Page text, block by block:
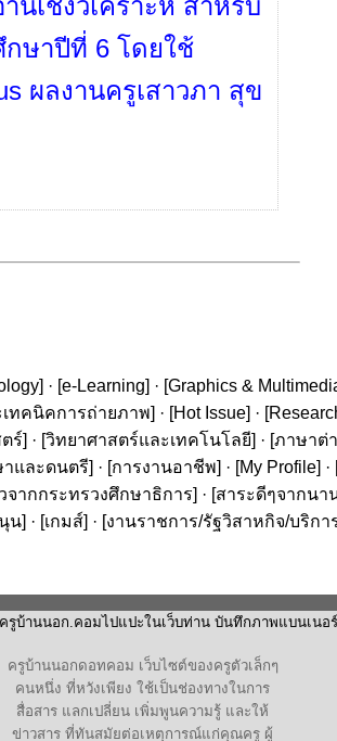
ษาปีที่ 6 โดยใช้
ผลงานครูเสาวภา สุข
] · [e-Learning] · [Graphics &
เทคนิคการถ่ายภาพ] · [Hot Issue] · [
ร์] · [วิทยาศาสตร์และเทคโนโลยี] · [ภาษาต่
และดนตรี] · [การงานอาชีพ] · [My Profile] ·
จากกระทรวงศึกษาธิการ] · [สาระดีๆจากนา
น] · [เกมส์] · [งานราชการ/รัฐวิสาหกิจ/บริกา
รูบ้านนอก.คอมไปแปะในเว็บท่าน บันทึกภาพแบนเนอ
ครูบ้านนอกดอทคอม เว็บไซต์ของครูตัวเล็กๆ
คนหนึ่ง ที่หวังเพียง ใช้เป็นช่องทางในการ
สื่อสาร แลกเปลี่ยน เพิ่มพูนความรู้ และให้
ข่าวสาร ที่ทันสมัยต่อเหตุการณ์แก่คุณครู ผู้